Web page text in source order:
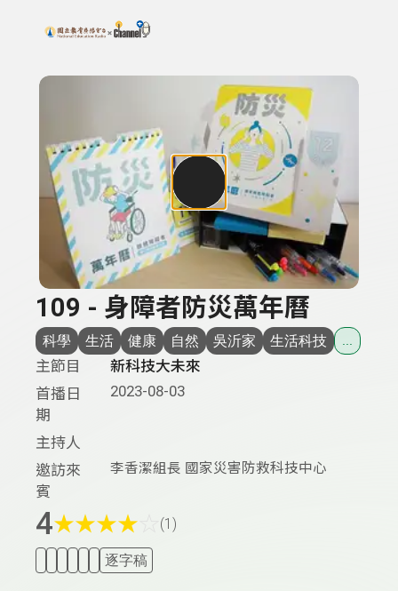
上方功能區塊
搜尋關鍵字：可輸入節目名稱、主持人或關鍵字
109 - 身障者防災萬年曆
科學 生活 健康 自然 吳沂家 生活科技 ...
主節目
新科技大未來
首播日
期
2023-08-03
主持人
邀訪來
賓
李香潔組長 國家災害防救科技中心
4★★★★ (1)
逐字稿